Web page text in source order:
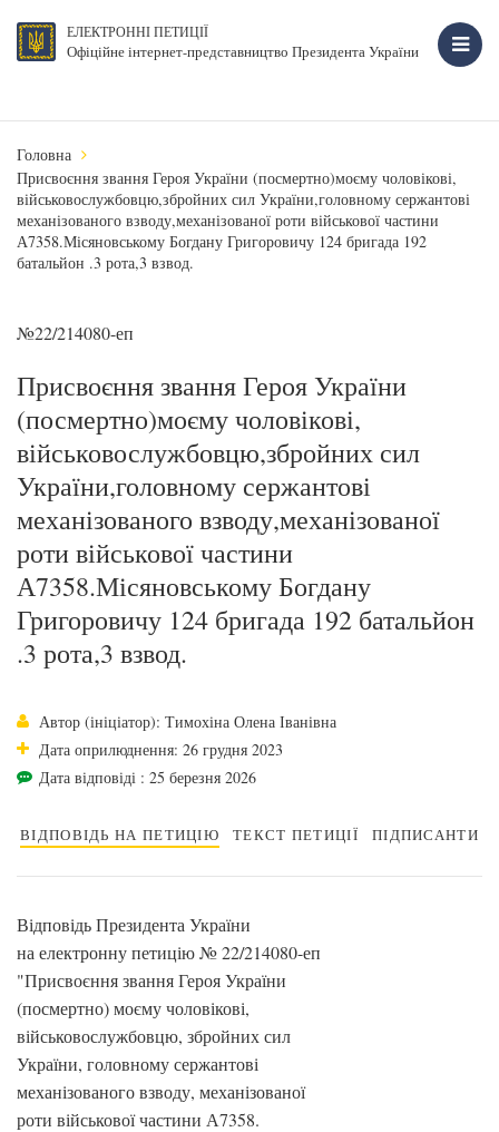
ЕЛЕКТРОННІ ПЕТИЦІЇ
Офіційне інтернет-представництво Президента України
Головна
Присвоєння звання Героя України (посмертно)моєму чоловікові,
військовослужбовцю,збройних сил України,головному сержантові
механізованого взводу,механізованої роти військової частини
А7358.Місяновському Богдану Григоровичу 124 бригада 192
батальйон .3 рота,3 взвод.
№22/214080-еп
Присвоєння звання Героя України
(посмертно)моєму чоловікові,
військовослужбовцю,збройних сил
України,головному сержантові
механізованого взводу,механізованої
роти військової частини
А7358.Місяновському Богдану
Григоровичу 124 бригада 192 батальйон
.3 рота,3 взвод.
Автор (ініціатор): Тимохіна Олена Іванівна
Дата оприлюднення: 26 грудня 2023
Дата відповіді : 25 березня 2026
ВІДПОВІДЬ НА ПЕТИЦІЮ ТЕКСТ ПЕТИЦІЇ ПІДПИСАНТИ
Відповідь Президента України
на електронну петицію № 22/214080-еп
"Присвоєння звання Героя України
(посмертно) моєму чоловікові,
військовослужбовцю, збройних сил
України, головному сержантові
механізованого взводу, механізованої
роти військової частини А7358.